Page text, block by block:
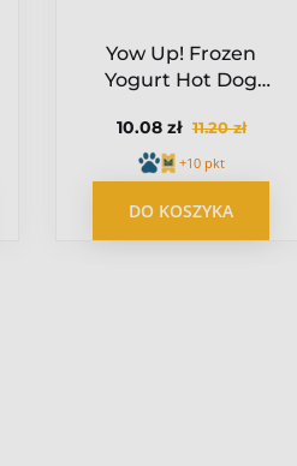
Yow Up! Frozen
Yogurt Hot Dog
do mrożenia hot
dog z serem 110g
10.08 zł 11.20 zł
+10 pkt
DO KOSZYKA